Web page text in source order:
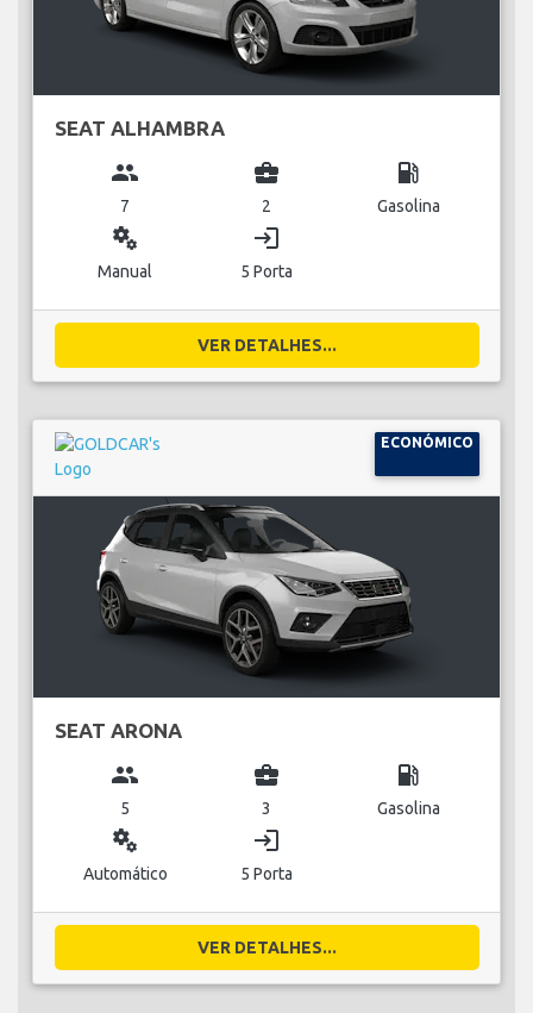
SEAT ALHAMBRA
group
7
business_center
2
local_gas_station
Gasolina
miscellaneous_services
Manual
login
5 Porta
VER DETALHES...
ECONÓMICO
SEAT ARONA
group
5
business_center
3
local_gas_station
Gasolina
miscellaneous_services
Automático
login
5 Porta
VER DETALHES...